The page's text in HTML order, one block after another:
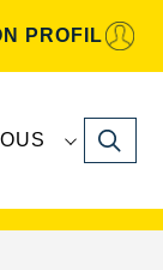
PROFIL
Search